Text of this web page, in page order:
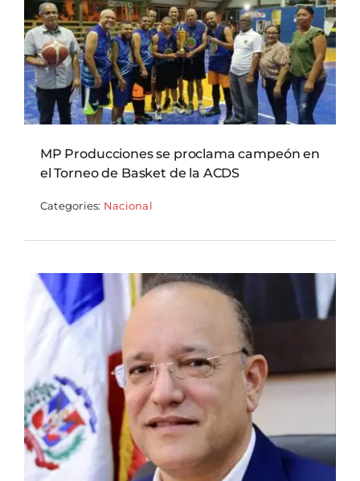
MP Producciones se proclama campeón en
el Torneo de Basket de la ACDS
Categories: Nacional